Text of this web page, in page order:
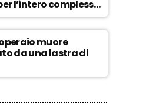
l’intero complesso
ASCOLTA
muore
da una lastra di